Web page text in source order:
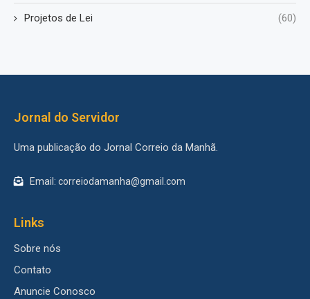
Projetos de Lei (60)
Jornal do Servidor
Uma publicação do Jornal Correio da Manhã.
Email: correiodamanha@gmail.com
Links
Sobre nós
Contato
Anuncie Conosco